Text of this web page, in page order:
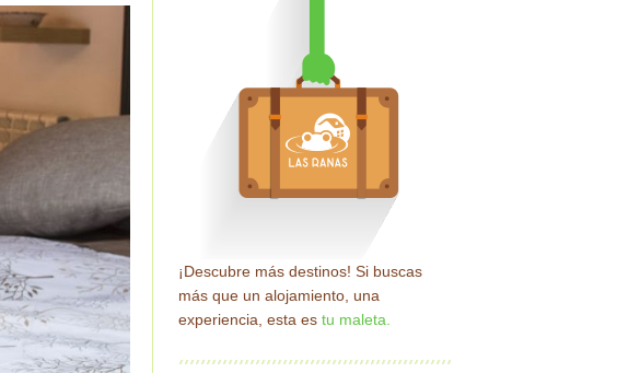
¡Descubre más destinos! Si buscas
más que un alojamiento, una
experiencia, esta es tu maleta.